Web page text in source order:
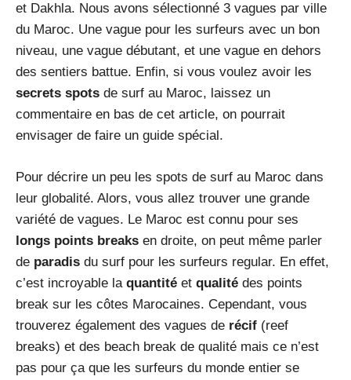
et Dakhla. Nous avons sélectionné 3 vagues par ville
du Maroc. Une vague pour les surfeurs avec un bon
niveau, une vague débutant, et une vague en dehors
des sentiers battue. Enfin, si vous voulez avoir les
secrets spots de surf au Maroc, laissez un
commentaire en bas de cet article, on pourrait
envisager de faire un guide spécial.
Pour décrire un peu les spots de surf au Maroc dans
leur globalité. Alors, vous allez trouver une grande
variété de vagues. Le Maroc est connu pour ses
longs points breaks en droite, on peut même parler
de paradis du surf pour les surfeurs regular. En effet,
c’est incroyable la quantité et qualité des points
break sur les côtes Marocaines. Cependant, vous
trouverez également des vagues de récif (reef
breaks) et des beach break de qualité mais ce n’est
pas pour ça que les surfeurs du monde entier se